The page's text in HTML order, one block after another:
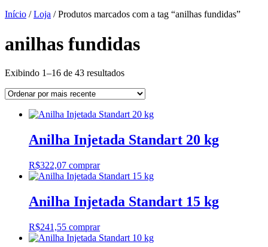
Início /Loja / Produtos marcados com a tag “anilhas fundidas”
anilhas fundidas
Exibindo 1–16 de 43 resultadosClassificado
mais
Anilha Injetada Standart 20 kg
R$322,07 comprar
Anilha Injetada Standart 15 kg
R$241,55 comprar